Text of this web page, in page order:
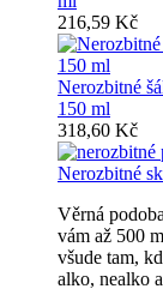
216,59 Kč
Nerozbitné
150 ml
318,60 Kč
Nerozbitné
Věrná
vám až 500
všude tam,
alko, nealko